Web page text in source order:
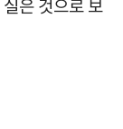
은 것으로 보